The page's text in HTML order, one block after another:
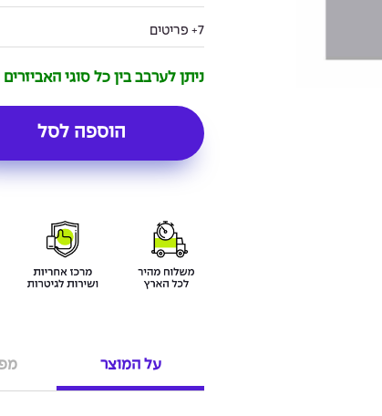
7+ פריטים
ניתן לערבב בין כל סוגי
הוספה לסל
על המוצר